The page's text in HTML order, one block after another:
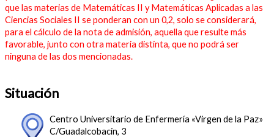
que las materias de Matemáticas II y Matemáticas Aplicadas a las
Ciencias Sociales II se ponderan con un 0,2, solo se considerará,
para el cálculo de la nota de admisión, aquella que resulte más
favorable, junto con otra materia distinta, que no podrá ser
ninguna de las dos mencionadas.
Situación
Centro Universitario de Enfermería «Virgen de la Paz»
C/Guadalcobacín, 3